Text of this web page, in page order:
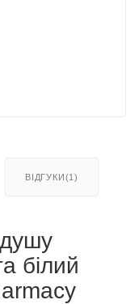
ВІДГУКИ(1)
білий